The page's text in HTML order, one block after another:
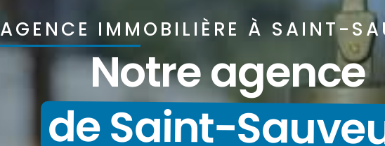
AGENCE IMMOBILIÈRE À SAINT-
Notre agence
de Saint-